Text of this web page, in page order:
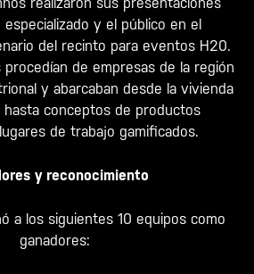
y el público en el
del recinto para eventos H20.
de empresas de la región
y abarcaban desde la vivienda
hasta conceptos de productos
de trabajo gamificados.
y reconocimiento
a los siguientes 10 equipos como
ganadores: